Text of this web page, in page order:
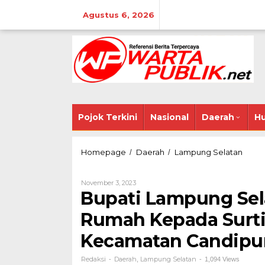
Agustus 6, 2026
Pojok Terkini Nasional Daerah
Homepage / Daerah / Lampung Selatan
Bedah
Rumah
Surtini
Warga
November 3, 2023Oleh
Redaksi
Bupati Lampung
Rumah Kepada
Kecamatan
Redaksi - Daerah Lampung Selatan - 1,094 Views